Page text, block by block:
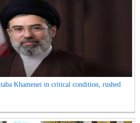
Khamenei in critical condition, rushed